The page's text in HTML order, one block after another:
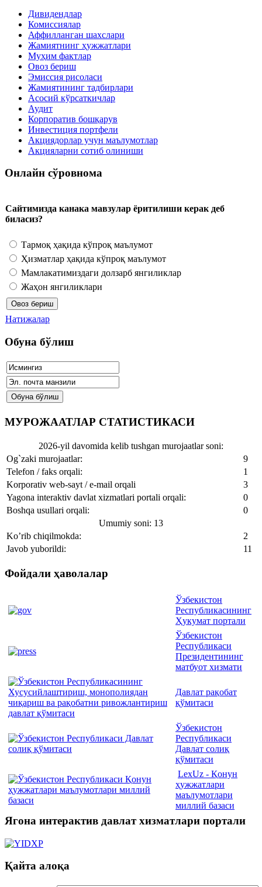
Дивидендлар
Комиссиялар
Аффилланган шахслари
Жамиятнинг ҳужжатлари
Муҳим фактлар
Овоз бериш
Эмиссия рисоласи
Жамиятининг тадбирлари
Асосий кўрсаткичлар
Аудит
Корпоратив бошқарув
Инвестиция портфели
Акциядорлар учун маълумотлар
Акцияларни сотиб олиниши
Онлайн сўровнома
Сайтимизда канака мавзулар ёритилиши керак деб
биласиз?
Тармоқ ҳақида кўпроқ маълумот
Ҳизматлар ҳақида кўпроқ маълумот
Мамлакатимиздаги долзарб янгиликлар
Жаҳон янгиликлари
Натижалар
Обуна бўлиш
МУРОЖААТЛАР СТАТИСТИКАСИ
2026-yil davomida kelib tushgan murojaatlar soni:
Og`zaki murojaatlar:
9
Telefon / faks orqali:
1
Korporativ web-sayt / e-mail orqali
3
Yagona interaktiv davlat xizmatlari portali orqali:
0
Boshqa usullari orqali:
0
Umumiy soni: 13
Ko’rib chiqilmokda:
2
Javob yuborildi:
11
Фойдали ҳаволалар
Ўзбекистон
Республикасининг
Ҳукумат портали
Ўзбекистон
Республикаси
Президентининг
матбуот хизмати
Давлат рақобат
қўмитаси
Ўзбекистон
Республикаси
Давлат солиқ
қўмитаси
LexUz - Қонун
ҳужжатлари
маълумотлари
миллий базаси
Ягона интерактив давлат хизматлари портали
Қайта алоқа